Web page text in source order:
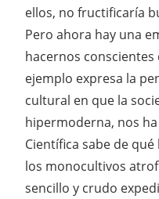
ellos, no fructificaría
Pero ahora hay una
hacernos conscientes
ejemplo expresa la
cultural en que la
hipermoderna, nos
Científica sabe de
los monocultivos
sencillo y crudo